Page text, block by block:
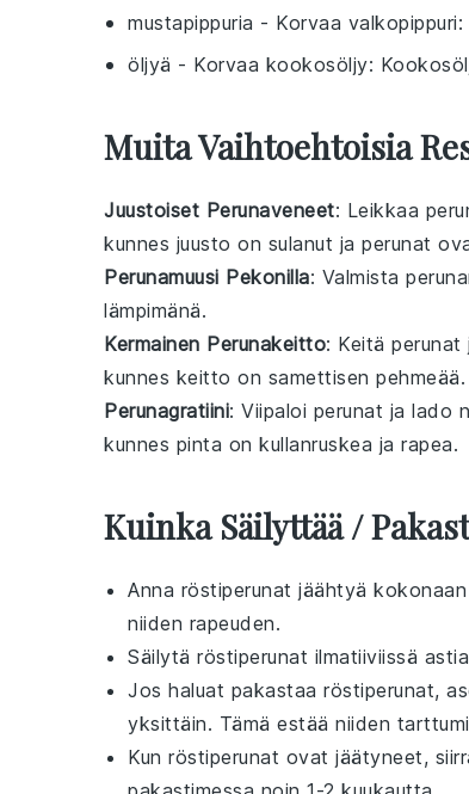
mustapippuria - Korvaa valkopippuri:
öljyä - Korvaa kookosöljy:
Muita Vaihtoehtoisia
Juustoiset Perunaveneet: Leikkaa
kunnes juusto on sulanut ja perunat
Perunamuusi Pekonilla: Valmista
lämpimänä.
Kermainen Perunakeitto: Keitä
kunnes keitto on samettisen pehmeää.
Perunagratiini: Viipaloi perunat ja lado
kunnes pinta on kullanruskea ja rapea.
Kuinka Säilyttää /
Anna röstiperunat jäähtyä
niiden rapeuden.
Säilytä röstiperunat ilmatiiviissä
Jos haluat pakastaa röstiperunat,
yksittäin. Tämä estää niiden
Kun röstiperunat ovat jäätyneet,